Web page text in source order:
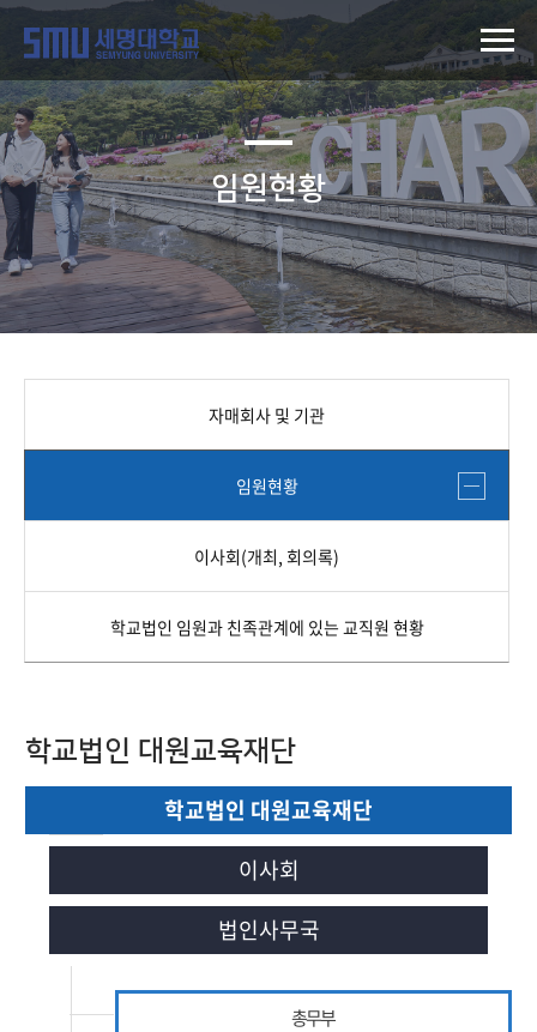
임원현황
자매회사 및 기관
임원현황
이사회(개최, 회의록)
학교법인 임원과 친족관계에 있는 교직원 현황
학교법인 대원교육재단
학교법인 대원교육재단
이사회
법인사무국
총무부